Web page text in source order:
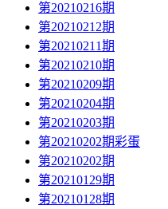
第20210216期
第20210212期
第20210211期
第20210210期
第20210209期
第20210204期
第20210203期
第20210202期彩蛋
第20210202期
第20210129期
第20210128期